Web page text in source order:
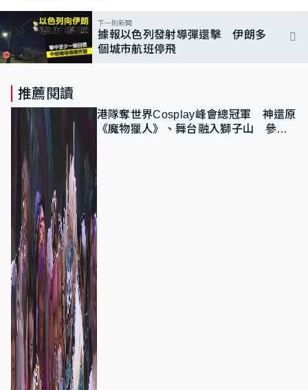
下一則新聞
據報以色列發射導彈還擊 伊朗多
個城市航班停飛
推薦閱讀
港隊奪世界Cosplay峰會總冠軍 神還原
《魔物獵人》、舞台融入獅子山 參賽